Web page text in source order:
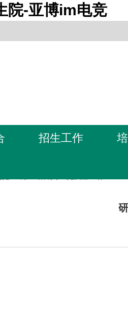
院-亚博im电竞
招生工作